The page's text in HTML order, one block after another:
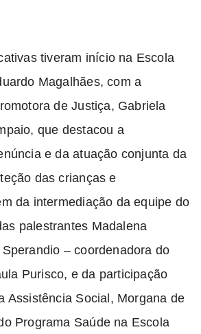
tiveram início na Escola
Magalhães, com a
de Justiça, Gabriela
que destacou a
e da atuação conjunta da
das crianças e
da intermediação da equipe do
palestrantes Madalena
– coordenadora do
Purisco, e da participação
Assistência Social, Morgana de
Programa Saúde na Escola